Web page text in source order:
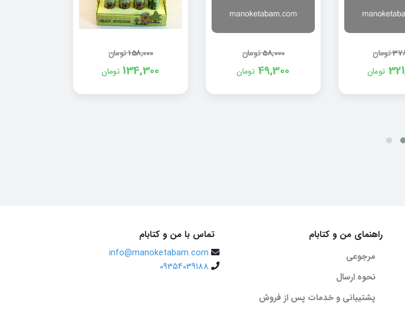
تومان
تومان
58,000تومان
49,300 تومان
158,000تومان
134,300 تومان
راهنمای من و کتابام
مرجوعی
نحوه ارسال
پشتیبانی و خدمات پس از فروش
تماس با من و کتابام
info@manoketabam.com
09354039188